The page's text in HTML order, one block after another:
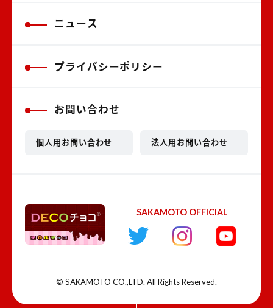
ニュース
プライバシーポリシー
お問い合わせ
個人用お問い合わせ 法人用お問い合わせ
SAKAMOTO OFFICIAL
© SAKAMOTO CO.,LTD. All Rights Reserved.